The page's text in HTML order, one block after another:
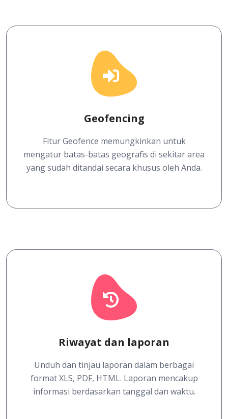
Geofencing
Fitur Geofence memungkinkan untuk
mengatur batas-batas geografis di sekitar area
yang sudah ditandai secara khusus oleh Anda.
Riwayat dan laporan
Unduh dan tinjau laporan dalam berbagai
format XLS, PDF, HTML. Laporan mencakup
informasi berdasarkan tanggal dan waktu.